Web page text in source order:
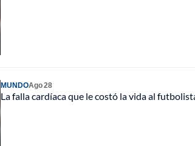
MUNDOAgo 28
La falla cardíaca que le costó la vida al